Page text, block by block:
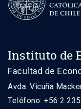
Instituto de
Facultad de
Avda. Vicuña
Teléfono: +56 2